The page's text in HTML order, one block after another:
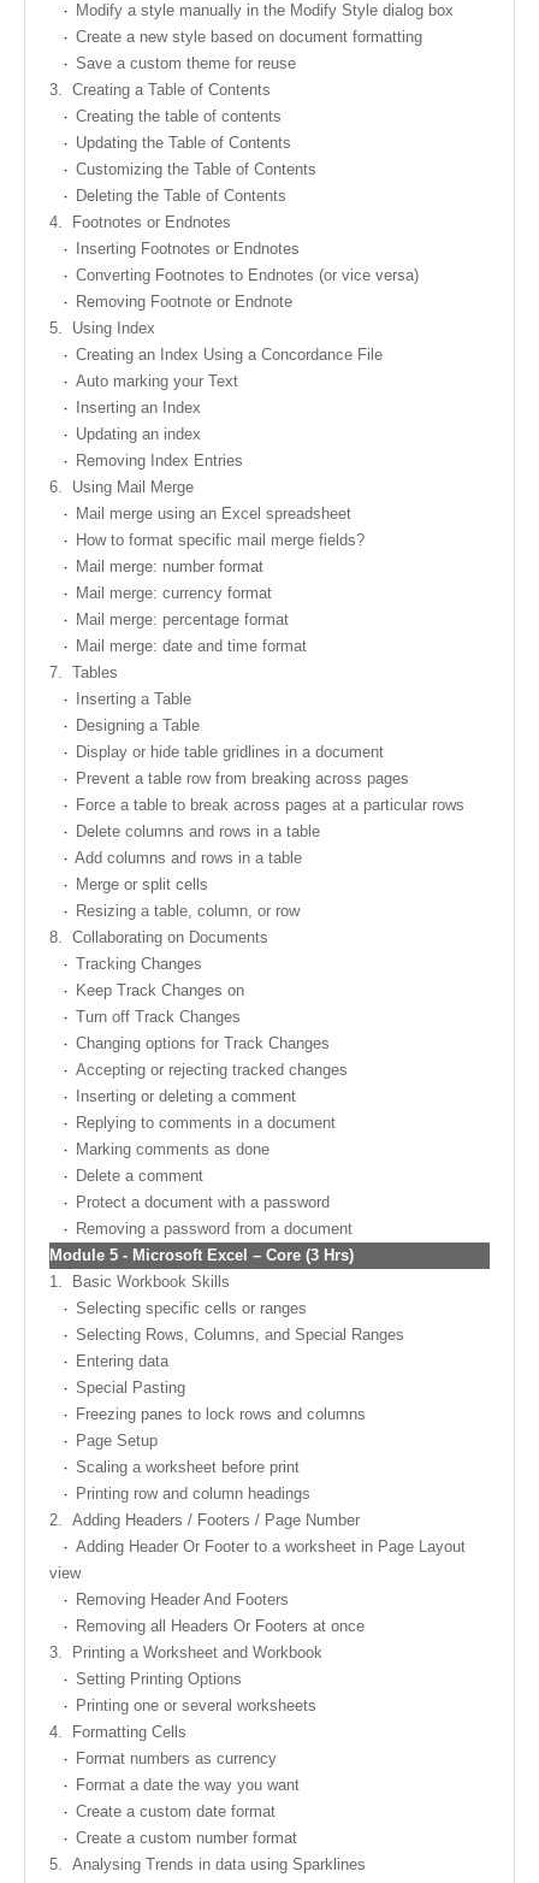
Modify a style manually in the Modify Style dialog box
Create a new style based on document formatting
Save a custom theme for reuse
3. Creating a Table of Contents
Creating the table of contents
Updating the Table of Contents
Customizing the Table of Contents
Deleting the Table of Contents
4.
Footnotes or Endnotes
Inserting Footnotes or Endnotes
Converting Footnotes to Endnotes (or vice versa)
Removing Footnote or Endnote
5.
Using Index
Creating an Index Using a Concordance File
Auto marking your Text
Inserting an Index
Updating an index
Removing Index Entries
6.
Using Mail Merge
Mail merge using an Excel spreadsheet
How to format specific mail merge fields?
Mail merge: number format
Mail merge: currency format
Mail merge: percentage format
Mail merge: date and time format
7. Tables
Inserting a Table
Designing a Table
Display or hide table gridlines in a document
Prevent a table row from breaking across pages
Force a table to break across pages at a particular rows
Delete columns and rows in a table
Add columns and rows in a table
Merge or split cells
Resizing a table, column, or row
8. Collaborating on Documents
Tracking Changes
Keep Track Changes on
Turn off Track Changes
Changing options for Track Changes
Accepting or rejecting tracked changes
Inserting or deleting a comment
Replying to comments in a document
Marking comments as done
Delete a comment
Protect a document with a password
Removing a password from a document
Module 5 - Microsoft Excel – Core (3 Hrs)
1.
Basic Workbook Skills
Selecting specific cells or ranges
Selecting Rows, Columns, and Special Ranges
Entering data
Special Pasting
Freezing panes to lock rows and columns
Page Setup
Scaling a worksheet before print
Printing row and column headings
2. Adding Headers / Footers / Page Number
Adding Header Or Footer to a worksheet in Page Layout
view
Removing Header And Footers
Removing all Headers Or Footers at once
3.
Printing a Worksheet and Workbook
Setting Printing Options
Printing one or several worksheets
4.
Formatting Cells
Format numbers as currency
Format a date the way you want
Create a custom date format
Create a custom number format
5. Analysing Trends in data using Sparklines